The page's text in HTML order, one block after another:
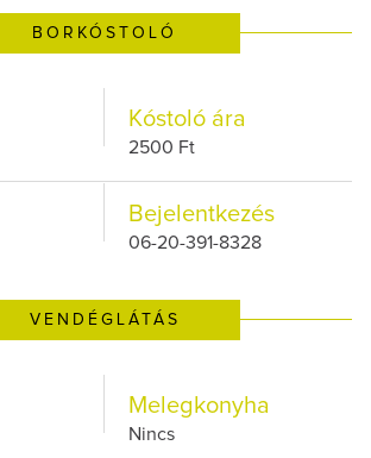
BORKÓSTOLÓ
Kóstoló ára
2500 Ft
Bejelentkezés
06-20-391-8328
VENDÉGLÁTÁS
Melegkonyha
Nincs